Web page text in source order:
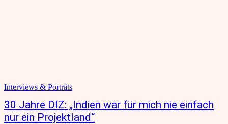
Interviews & Porträts
30 Jahre DIZ: „Indien war für mich nie einfach
nur ein Projektland“